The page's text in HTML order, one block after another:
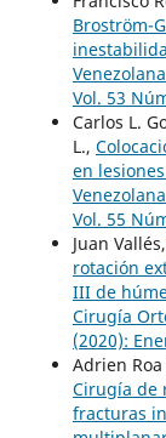
Broström-
Vol. 53
Carlos L.
L.,
en
Vol. 55
Juan Vallés,
rotación
III de
Cirugía
(2020):
Adrien
Cirugía de
fracturas